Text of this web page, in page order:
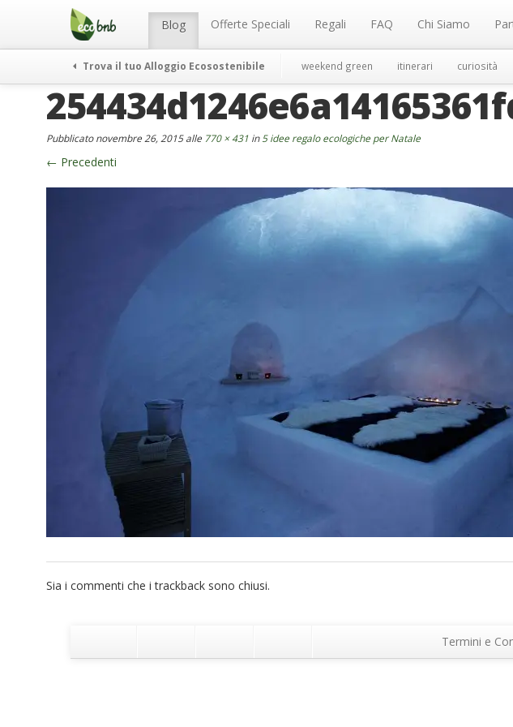
Menu Blog Offerte Speciali Regali FAQ Chi Siamo
Trova il tuo Alloggio Ecosostenibile weekend green itinerari curiosità
Pubblicatonovembre 26, 2015alle 770 × 431 in 5 idee regalo ecologiche per Natale
← Precedenti
Sia i commenti che i trackback sono chiusi.
Termini e